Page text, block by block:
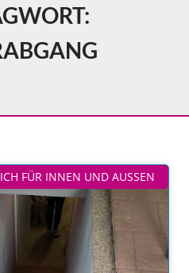
FÜR INNEN UND AUSSEN